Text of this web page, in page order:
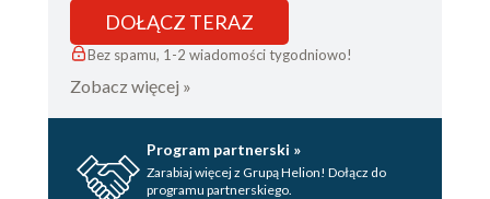
DOŁĄCZ TERAZ
Bez spamu, 1-2 wiadomości tygodniowo!
Zobacz więcej »
Program partnerski »
Zarabiaj więcej z Grupą Helion! Dołącz do
programu partnerskiego.